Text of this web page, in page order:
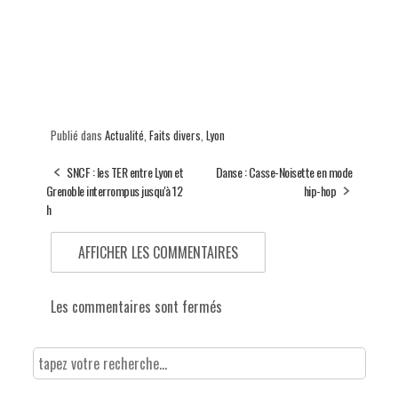
Publié dans Actualité, Faits divers, Lyon
SNCF : les TER entre Lyon et
Grenoble interrompus jusqu'à 12
h
Danse : Casse-Noisette en mode
hip-hop
AFFICHER LES COMMENTAIRES
Les commentaires sont fermés